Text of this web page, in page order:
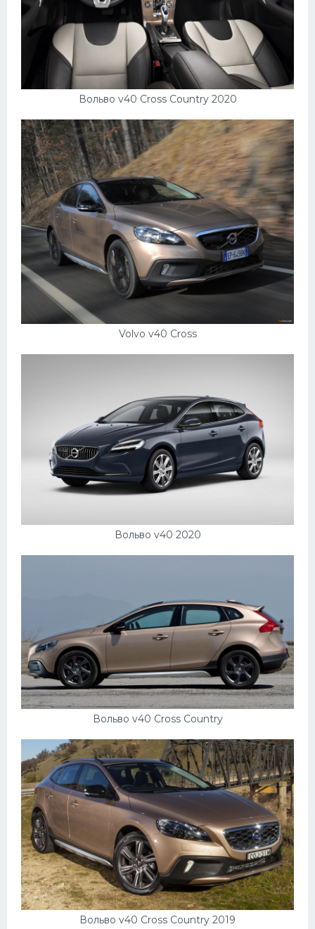
Вольво v40 Cross Country 2020
Volvo v40 Cross
Вольво v40 2020
Вольво v40 Cross Country
Вольво v40 Cross Country 2019